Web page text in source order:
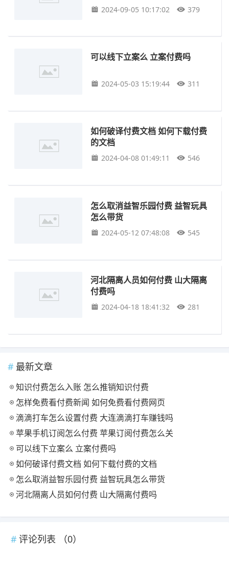
2024-09-05 10:17:02 379
可以线下立案么 立案付费吗
2024-05-03 15:19:44 311
如何破译付费文档 如何下载付费
的文档
2024-04-08 01:49:11 546
怎么取消益智乐园付费 益智玩具
怎么带货
2024-05-12 07:48:08 545
河北隔离人员如何付费 山大隔离
付费吗
2024-04-18 18:41:32 281
最新文章
知识付费怎么入账 怎么推销知识付费
怎样免费看付费新闻 如何免费看付费网页
滴滴打车怎么设置付费 大连滴滴打车赚钱吗
苹果手机订阅怎么付费 苹果订阅付费怎么关
可以线下立案么 立案付费吗
如何破译付费文档 如何下载付费的文档
怎么取消益智乐园付费 益智玩具怎么带货
河北隔离人员如何付费 山大隔离付费吗
评论列表 （0）